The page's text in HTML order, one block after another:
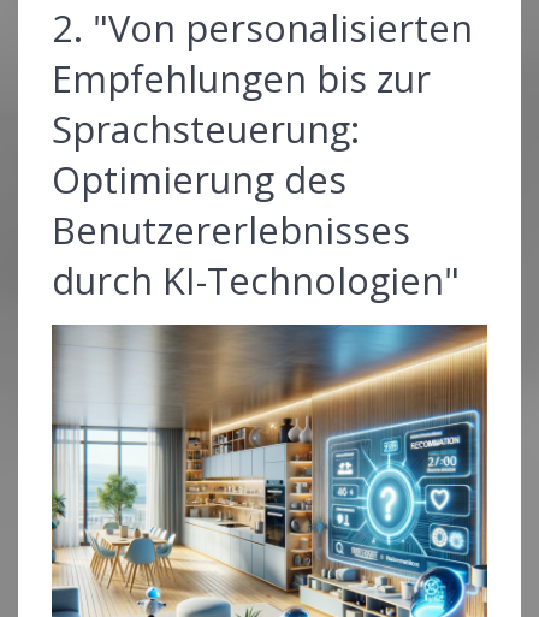
2. "Von personalisierten
Empfehlungen bis zur
Sprachsteuerung:
Optimierung des
Benutzererlebnisses
durch KI-Technologien"